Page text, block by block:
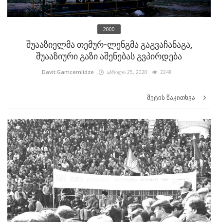
2000
შუააზიელმა თემურ-ლენგმა გაგვაჩანაგა,
შუააზიური გაზი აშენებას გვპირდება
Davit.Gamcemlidze აპრილი 25, 2020 2248
მეტის წაკითხვა